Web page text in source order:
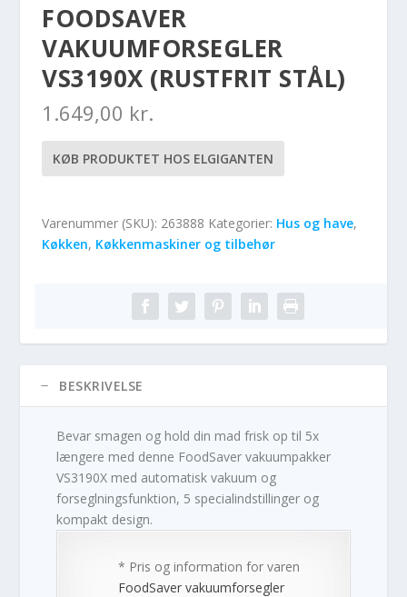
FOODSAVER
VAKUUMFORSEGLER
VS3190X (RUSTFRIT STÅL)
1.649,00 kr.
KØB PRODUKTET HOS ELGIGANTEN
Varenummer (SKU): 263888 Kategorier: Hus og have,
Køkken, Køkkenmaskiner og tilbehør
BESKRIVELSE
Bevar smagen og hold din mad frisk op til 5x
længere med denne FoodSaver vakuumpakker
VS3190X med automatisk vakuum og
forseglningsfunktion, 5 specialindstillinger og
kompakt design.
* Pris og information for varen
FoodSaver vakuumforsegler